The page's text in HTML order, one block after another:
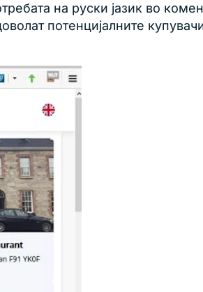
на руски јазик во
потенцијалните